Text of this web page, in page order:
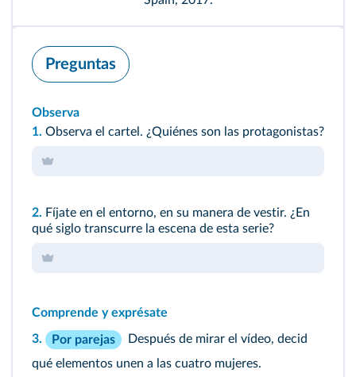
Preguntas
Observa
1. Observa el cartel. ¿Quiénes son las protagonistas?
2. Fíjate en el entorno, en su manera de vestir. ¿En
qué siglo transcurre la escena de esta serie?
Comprende y exprésate
3. Por parejas
Después de mirar el vídeo, decid
qué elementos unen a las cuatro mujeres.